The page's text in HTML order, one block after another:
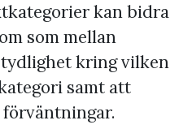
kan bidra
som mellan
tydlighet kring vilken
samt att